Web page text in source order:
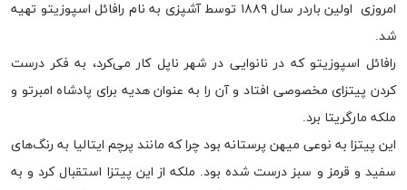
امروزی اولین باردر سال ۱۸۸۹ توسط آشپزی به نام رافائل اسپوزیتو تهیه
شد.
رافائل اسپوزیتو که در نانوایی در شهر ناپل کار می‌کرد، به فکر درست
کردن پیتزای مخصوصی افتاد و آن را به عنوان هدیه برای پادشاه امبرتو و
ملکه مارگریتا برد.
این پیتزا به نوعی میهن پرستانه بود چرا که مانند پرچم ایتالیا به رنگ‌های
سفید و قرمز و سبز درست شده بود. ملکه از این پیتزا استقبال کرد و به